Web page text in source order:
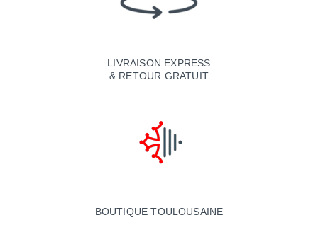
LIVRAISON EXPRESS
& RETOUR GRATUIT
BOUTIQUE TOULOUSAINE